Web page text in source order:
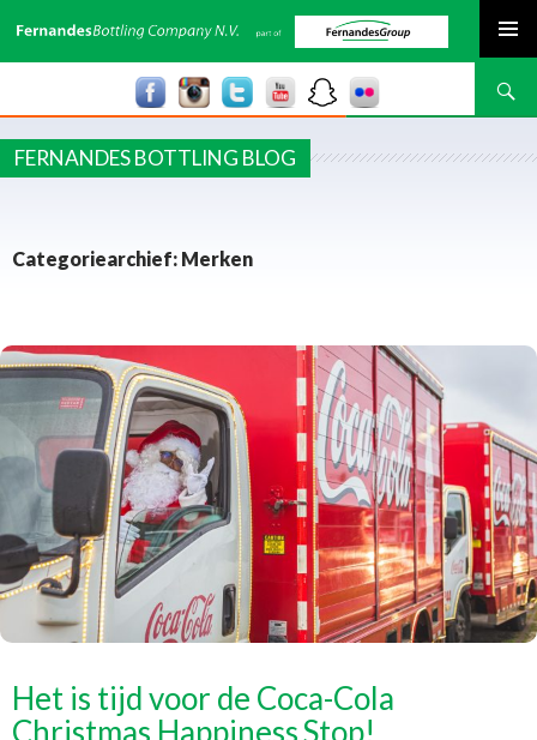
Zoeken
FERNANDES BOTTLING BLOG
Categoriearchief: Merken
Het is tijd voor de Coca-Cola
Christmas Happiness Stop!